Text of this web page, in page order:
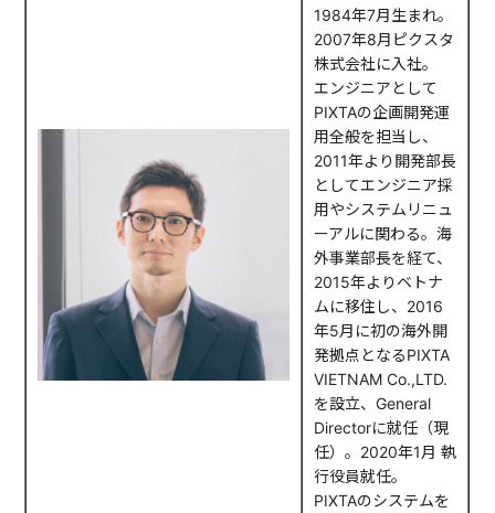
1984年7月生まれ。
2007年8月ピクスタ
株式会社に入社。
エンジニアとして
PIXTAの企画開発運
用全般を担当し、
2011年より開発部長
としてエンジニア採
用やシステムリニュ
ーアルに関わる。海
外事業部長を経て、
2015年よりベトナ
ムに移住し、2016
年5月に初の海外開
発拠点となるPIXTA
VIETNAM Co.,LTD.
を設立、General
Directorに就任（現
任）。2020年1月 執
行役員就任。
PIXTAのシステムを